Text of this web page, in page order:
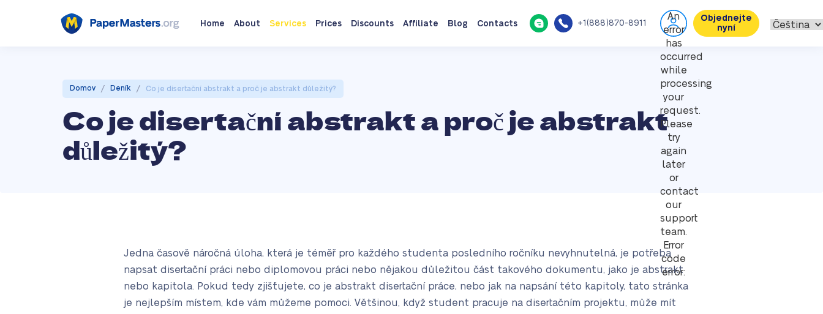
Home About Services Prices Discounts Affiliate Blog Contacts +1(888)870-8911
An
error
has
occurred
while
processing
your
request.
Please
try
again
later
or
contact
our
support
team.
Error
code
error:
Objednejte
nyní
Domov / Deník / Co je disertační abstrakt a proč je abstrakt důležitý?
Co je disertační abstrakt a proč je abstrakt
důležitý?
Jedna časově náročná úloha, která je téměř pro každého studenta posledního ročníku nevyhnutelná, je potřeba
napsat disertační práci nebo diplomovou práci nebo nějakou důležitou část takového dokumentu, jako je abstrakt
nebo kapitola. Pokud tedy zjišťujete, co je abstrakt disertační práce, nebo jak na napsání této kapitoly, tato stránka
je nejlepším místem, kde vám můžeme pomoci. Většinou, když student pracuje na disertačním projektu, může mít